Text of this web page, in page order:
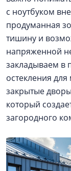
с ноутбуком
продуманная
тишину и
напряженной
закладываем в
остекления
закрытые
который
загородного